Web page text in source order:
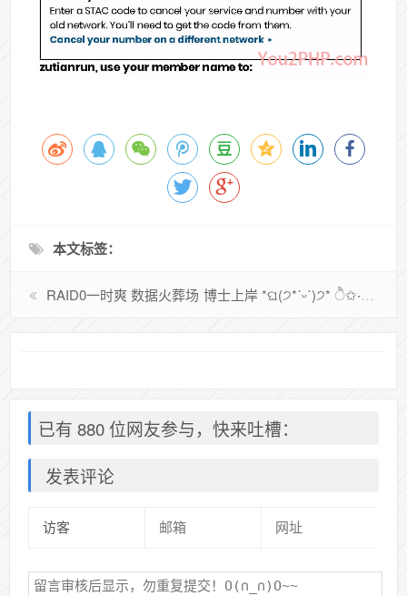
本文标签：
RAID0一时爽 数据火葬场 博士上岸 *ଘ(੭*ˊᵕˋ)੭* ੈ✩‧₊˚
已有 880 位网友参与，快来吐槽：
发表评论